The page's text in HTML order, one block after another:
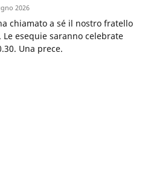
2026
chiamato a sé il nostro fratello
esequie saranno celebrate
Una prece.